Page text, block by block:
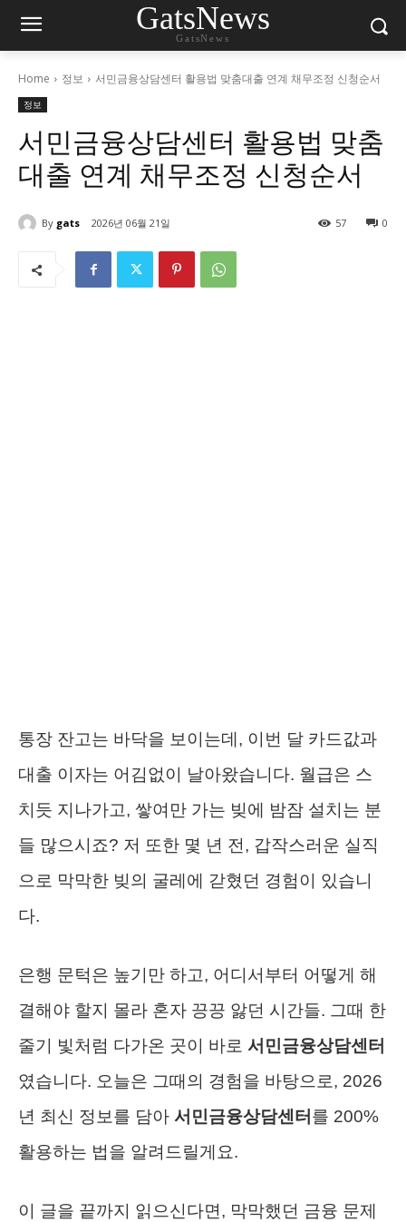
GatsNews
GatsNews
Home 정보 서민금융상담센터 활용법 맞춤대출 연계 채무조정 신청순서
정보
서민금융상담센터 활용법 맞춤
대출 연계 채무조정 신청순서
By gats 2026년 06월 21일 0
57
통장 잔고는 바닥을 보이는데, 이번 달 카드값과
대출 이자는 어김없이 날아왔습니다. 월급은 스
치듯 지나가고, 쌓여만 가는 빚에 밤잠 설치는 분
들 많으시죠? 저 또한 몇 년 전, 갑작스러운 실직
으로 막막한 빚의 굴레에 갇혔던 경험이 있습니
다.
은행 문턱은 높기만 하고, 어디서부터 어떻게 해
결해야 할지 몰라 혼자 끙끙 앓던 시간들. 그때 한
줄기 빛처럼 다가온 곳이 바로 서민금융상담센터
였습니다. 오늘은 그때의 경험을 바탕으로, 2026
년 최신 정보를 담아 서민금융상담센터 를 200%
활용하는 법을 알려드릴게요.
이 글을 끝까지 읽으신다면, 막막했던 금융 문제